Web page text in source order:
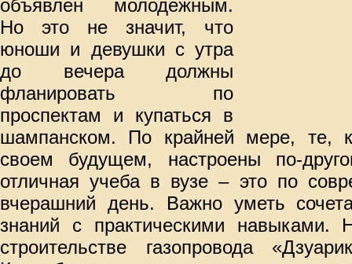
объявлен молодежным.
Но это не значит, что
юноши и девушки с утра
до вечера должны
фланировать по
проспектам и купаться в
шампанском. По крайней мере, те,
своем будущем, настроены по-
отличная учеба в вузе – это по
вчерашний день. Важно уметь
знаний с практическими навыками.
строительстве газопровода